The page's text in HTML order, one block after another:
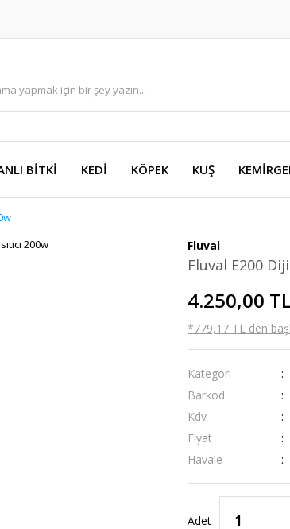
BİTKİ KEDİ KÖPEK KUŞ
Fluval
Fluval E200
4.250,00 TL
*779,17 TL den
Kategori
Barkod
Kdv
Fiyat
Havale
Adet